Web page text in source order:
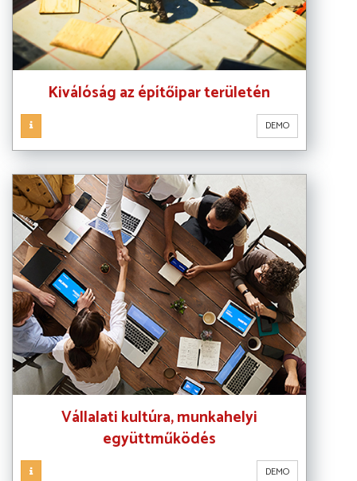
Kiválóság az építőipar területén
DEMO
Vállalati kultúra, munkahelyi
együttműködés
DEMO